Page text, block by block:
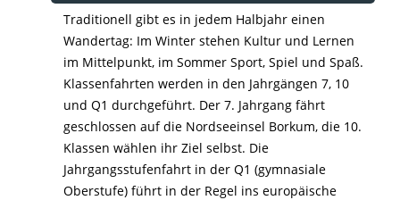
Traditionell gibt es in jedem Halbjahr einen
Wandertag: Im Winter stehen Kultur und Lernen
im Mittelpunkt, im Sommer Sport, Spiel und Spaß.
Klassenfahrten werden in den Jahrgängen 7, 10
und Q1 durchgeführt. Der 7. Jahrgang fährt
geschlossen auf die Nordseeinsel Borkum, die 10.
Klassen wählen ihr Ziel selbst. Die
Jahrgangsstufenfahrt in der Q1 (gymnasiale
Oberstufe) führt in der Regel ins europäische